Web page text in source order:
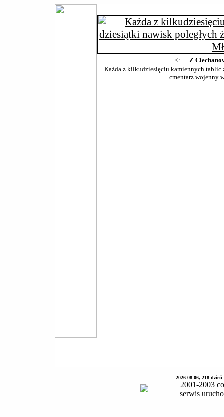
<:.
Z
Każda z kilkudziesięciu kamiennych tablic
cmentarz wojenny
2026-08-06, 218
2001-2003
serwis